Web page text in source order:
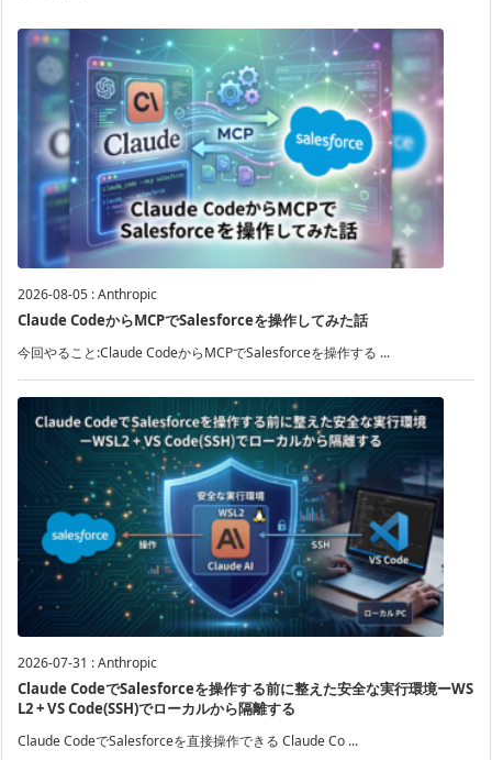
2026-08-05 :Anthropic
Claude CodeからMCPでSalesforceを操作してみた話
今回やること:Claude CodeからMCPでSalesforceを操作する ...
2026-07-31 :Anthropic
Claude CodeでSalesforceを操作する前に整えた安全な実行環境ーWS
L2 + VS Code(SSH)でローカルから隔離する
Claude CodeでSalesforceを直接操作できる Claude Co ...